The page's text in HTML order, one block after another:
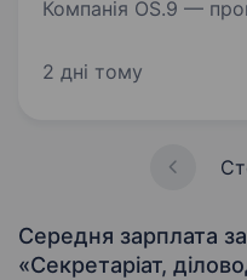
Компанія OS.9 —
товарів в Україні
2 дні тому
Середня зарплата
«Секретаріат,